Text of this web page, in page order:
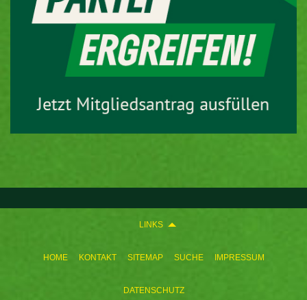
LINKS
HOME KONTAKT SITEMAP SUCHE IMPRESSUM
DATENSCHUTZ